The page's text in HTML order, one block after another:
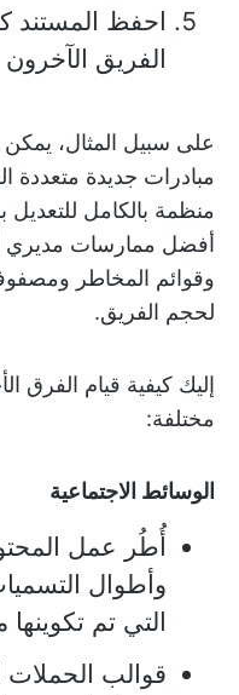
احفظ المستند
الفريق
على سبيل المثال، يمكن
مبادرات جديدة متعددة
منظمة بالكامل
أفضل ممارسات مديري
لحجم الفريق.
إليك كيفية قيام الفرق
مختلفة:
الوسائط الاجتماعية
أُطُر عمل
وأطوال
التي تم تكوينها
قوالب الحملات